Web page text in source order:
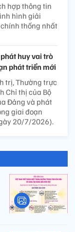
hợp thông tin
hình giải
thống nhất
huy vai trò
phát triển mới
trị, Thường trực
Chỉ thị của Bộ
Đảng và phát
giai đoạn
20/7/2026).